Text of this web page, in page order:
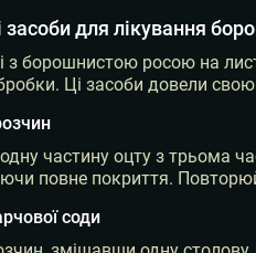
для лікування
з борошнистою росою на
Ці засоби довели
частину оцту з трьома
повне покриття.
соди